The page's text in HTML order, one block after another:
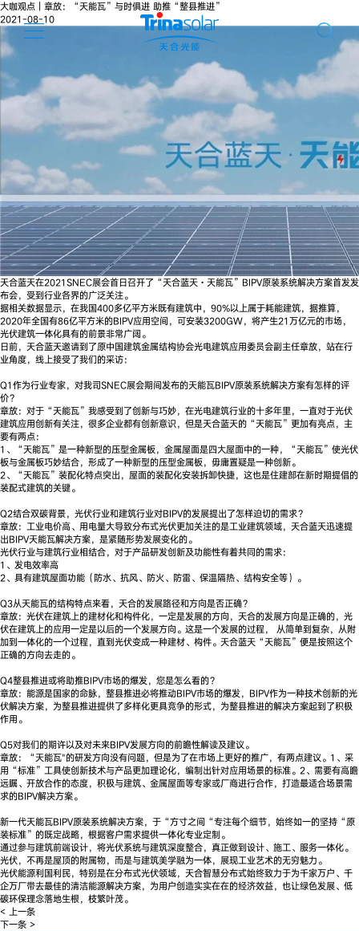
大咖观点｜章放：“天能瓦”与时俱进 助推“整县推进”
2021-08-10
天合蓝天在2021SNEC展会首日召开了“天合蓝天·天能瓦”BIPV原装系统解决方案首发发
布会，受到行业各界的广泛关注。
据相关数据显示，在我国400多亿平方米既有建筑中，90%以上属于耗能建筑，据推算，
2020年全国有86亿平方米的BIPV应用空间，可安装3200GW，将产生21万亿元的市场，
光伏建筑一体化具有的前景非常广阔。
日前，天合蓝天邀请到了原中国建筑金属结构协会光电建筑应用委员会副主任章放，站在行
业角度，线上接受了我们的采访：
Q1作为行业专家，对我司SNEC展会期间发布的天能瓦BIPV原装系统解决方案有怎样的评
价？
章放：对于“天能瓦”我感受到了创新与巧妙，在光电建筑行业的十多年里，一直对于光伏
建筑应用创新有关注，很多企业都有创新意识，但是天合蓝天的“天能瓦”更加有亮点，主
要有两点：
1、“天能瓦”是一种新型的压型金属板，金属屋面是四大屋面中的一种，“天能瓦”使光伏
板与金属板巧妙结合，形成了一种新型的压型金属板，毋庸置疑是一种创新。
2、“天能瓦”装配化特点突出，屋面的装配化安装拆卸快捷，这也是住建部在新时期提倡的
装配式建筑的关键。
Q2结合双碳背景，光伏行业和建筑行业对BIPV的发展提出了怎样迫切的需求？
章放：工业电价高、用电量大导致分布式光伏更加关注的是工业建筑领域，天合蓝天迅速提
出BIPV天能瓦解决方案，是紧随形势发展变化的。
光伏行业与建筑行业相结合，对于产品研发创新及功能性有着共同的需求：
1、发电效率高
2、具有建筑屋面功能（防水、抗风、防火、防雷、保温隔热、结构安全等）。
Q3从天能瓦的结构特点来看，天合的发展路径和方向是否正确？
章放：光伏在建筑上的建材化和构件化，一定是发展的方向，天合的发展方向是正确的，光
伏在建筑上的应用一定是以后的一个发展方向。这是一个发展的过程， 从简单到复杂，从附
加到一体化的一个过程，直到光伏变成一种建材、构件。天合蓝天“天能瓦”便是按照这个
正确的方向去走的。
Q4整县推进或将助推BIPV市场的爆发，您是怎么看的？
章放：能源是国家的命脉，整县推进必将推动BIPV市场的爆发，BIPV作为一种技术创新的光
伏解决方案，为整县推进提供了多样化更具竞争的形式，为整县推进的解决方案起到了积极
作用。
Q5对我们的期许以及对未来BIPV发展方向的前瞻性解读及建议。
章放：“天能瓦"的研发方向没有问题，但是为了在市场上更好的推广，有两点建议。1、采
用“标准”工具使创新技术与产品更加理论化，编制出针对应用场景的标准。2、需要有高瞻
远瞩、开放合作的态度，积极与建筑、金属屋面等专家或厂商进行合作，打造最适合场景需
求的BIPV解决方案。
新一代天能瓦BIPV原装系统解决方案，于“方寸之间“专注每个细节，始终如一的坚持“原
装标准”的既定战略，根据客户需求提供一体化专业定制。
通过参与建筑前端设计，将光伏系统与建筑深度整合，真正做到设计、施工、服务一体化。
光伏，不再是屋顶的附属物，而是与建筑美学融为一体，展现工业艺术的无穷魅力。
光伏能源利国利民，特别是在分布式光伏领域，天合智慧分布式始终致力于为千家万户、千
企万厂带去最佳的清洁能源解决方案，为用户创造实实在在的经济效益，也让绿色发展、低
碳环保理念落地生根，枝繁叶茂。
< 上一条
下一条 >